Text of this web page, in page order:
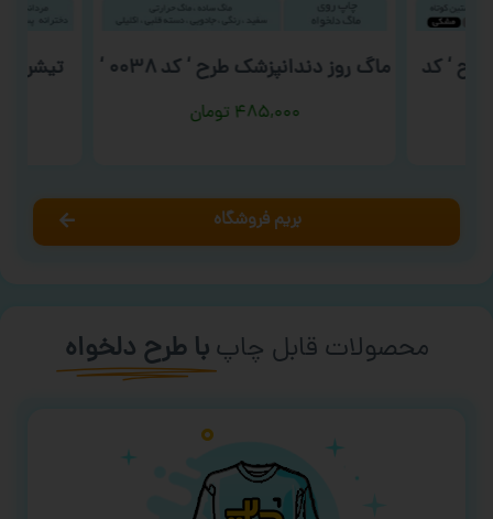
‘ کد ماگ روز دندانپزشک طرح ‘ کد ۰۰۳۸ ‘
۴۸۵,۰۰۰ تومان
تیشرت
بریم فروشگاه
محصولات قابل چاپ با طرح دلخواه